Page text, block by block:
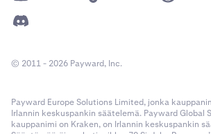
© 2011 - 2026 Payward, Inc.
Payward Europe Solutions Limited, jonka
Irlannin keskuspankin säätelemä. Payward Global
kauppanimi on Kraken, on Irlannin keskuspankin